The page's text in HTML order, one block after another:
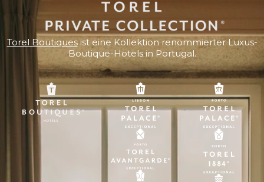
Torel Boutiquesist eine Kollektion renommierter Luxus-
Boutique-Hotels in Portugal.